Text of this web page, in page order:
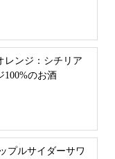
レンジ：シチリア
100%のお酒
プルサイダーサワ